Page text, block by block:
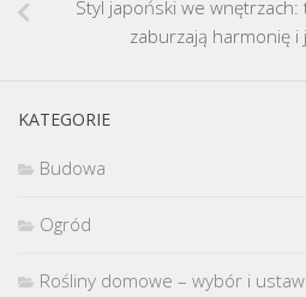
Styl japoński we wnętrzach:
zaburzają harmonię i
KATEGORIE
Budowa
Ogród
Rośliny domowe – wybór i